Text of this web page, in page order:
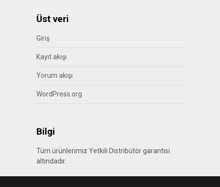
Üst veri
Giriş
Kayıt akışı
Yorum akışı
WordPress.org
Bilgi
Tüm ürünlerimiz Yetkili Distribütör garantisi
altındadır.